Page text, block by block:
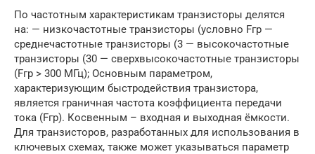
По частотным характеристикам транзисторы делятся
на: — низкочастотные транзисторы (условно Fгр —
среднечастотные транзисторы (3 — высокочастотные
транзисторы (30 — сверхвысокочастотные транзисторы
(Fгр > 300 МГц); Основным параметром,
характеризующим быстродействия транзистора,
является граничная частота коэффициента передачи
тока (Fгр). Косвенным – входная и выходная ёмкости.
Для транзисторов, разработанных для использования в
ключевых схемах, также может указываться параметр